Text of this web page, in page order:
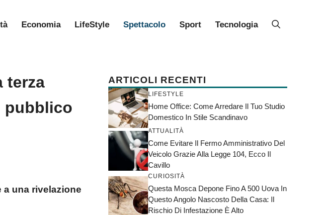
Economia LifeStyle Spettacolo Sport Tecnologia
terza
pubblico
una rivelazione
ARTICOLI RECENTI
LIFESTYLE
Home Office: Come Arredare Il Tuo Studio
Domestico In Stile Scandinavo
ATTUALITÀ
Come Evitare Il Fermo Amministrativo Del
Veicolo Grazie Alla Legge 104, Ecco Il
Cavillo
CURIOSITÀ
Questa Mosca Depone Fino A 500 Uova In
Questo Angolo Nascosto Della Casa: Il
Rischio Di Infestazione È Alto